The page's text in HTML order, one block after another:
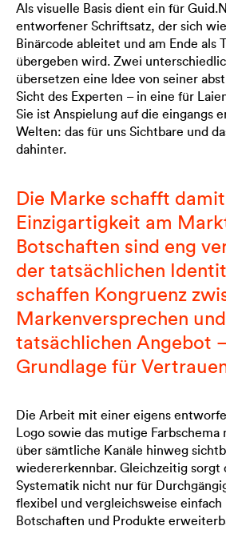
Als visuelle Basis dient ein für
entworfener Schriftsatz, der sich
Binärcode ableitet und am Ende als
übergeben wird. Zwei
übersetzen eine Idee von seiner
Sicht des Experten – in eine für
Sie ist Anspielung auf die eingangs
Welten: das für uns Sichtbare und
dahinter.
Die Marke schafft damit
Einzigartigkeit am
Botschaften sind eng
der tatsächlichen
schaffen Kongruenz
Markenversprechen
tatsächlichen Angebot
Grundlage für
Die Arbeit mit einer eigens
Logo sowie das mutige Farbschema
über sämtliche Kanäle hinweg
wiedererkennbar. Gleichzeitig sorgt
Systematik nicht nur für
flexibel und vergleichsweise einfach
Botschaften und Produkte